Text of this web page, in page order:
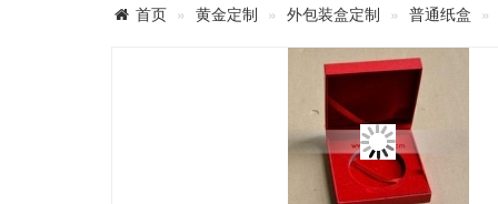
首页 黄金定制 外包装盒定制 普通纸盒